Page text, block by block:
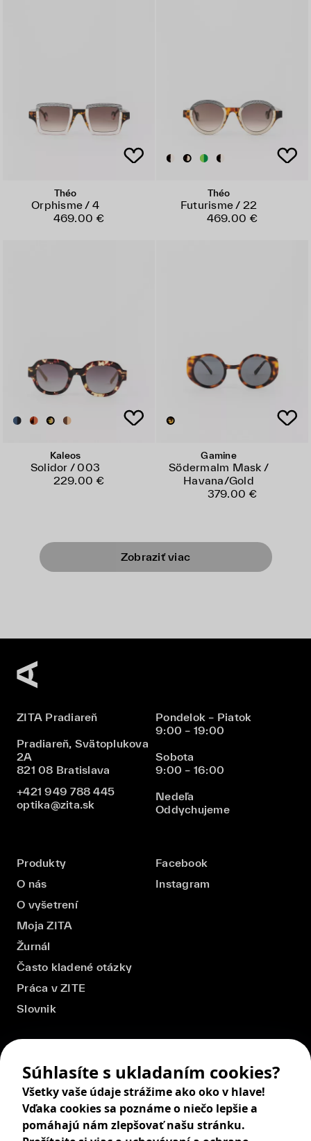
Théo
Orphisme / 4
469.00 €
Théo
Futurisme / 22
469.00 €
Kaleos
Solidor / 003
229.00 €
Gamine
Södermalm Mask /
Havana/Gold
379.00 €
Zobraziť viac
ZITA Pradiareň
Pradiareň, Svätoplukova
2A
821 08 Bratislava
+421 949 788 445
optika@zita.sk
Pondelok – Piatok
9:00 – 19:00
Sobota
9:00 – 16:00
Nedeľa
Oddychujeme
Produkty
O nás
O vyšetrení
Moja ZITA
Žurnál
Často kladené otázky
Práca v ZITE
Slovnik
Facebook
Instagram
Súhlasíte s ukladaním cookies?
Všetky vaše údaje strážime ako oko v hlave!
Vďaka cookies sa poznáme o niečo lepšie a
pomáhajú nám zlepšovať našu stránku.